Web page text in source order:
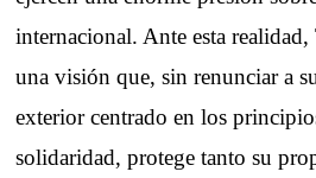
internacional. Ante esta
una visión que, sin renunciar a
exterior centrado en los
solidaridad, protege tanto su